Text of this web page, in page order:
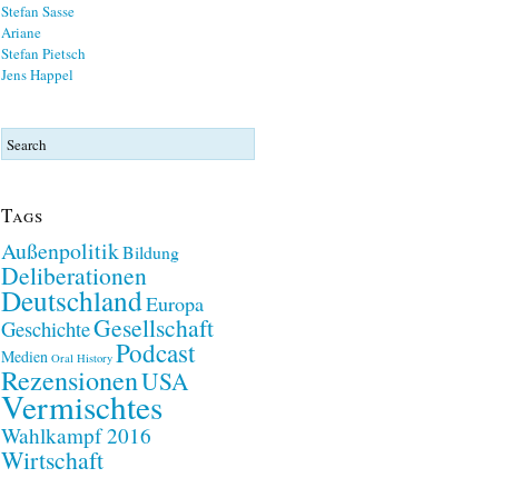
Stefan Sasse
Ariane
Stefan Pietsch
Jens Happel
Tags
AußenpolitikBildung
Deliberationen
DeutschlandEuropa
GeschichteGesellschaft
Medien Oral History Podcast
RezensionenUSA
Vermischtes
Wahlkampf 2016
Wirtschaft